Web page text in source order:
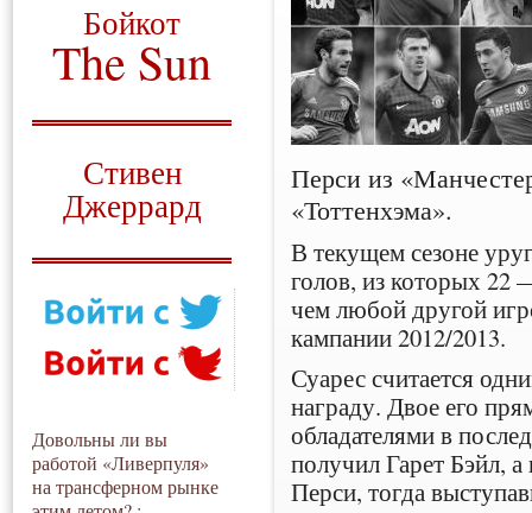
Бойкот
The Sun
Стивен
Джеррард
Довольны ли вы
работой «Ливерпуля»
на трансферном рынке
Перси из
«Тоттенхэма».
В текущем сезоне
голов, из которых
чем любой другой
кампании 2012/2013.
Суарес считается
награду. Двое его
обладателями в
получил Гарет Бэйл,
Перси, тогда